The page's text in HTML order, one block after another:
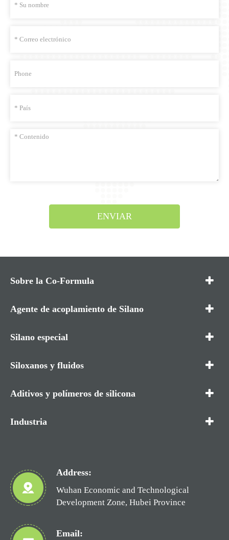
ENVIAR
Sobre la Co-Formula
Agente de acoplamiento de Silano
Silano especial
Siloxanos y fluidos
Aditivos y polímeros de silicona
Industria
Address:
Wuhan Economic and Technological
Development Zone, Hubei Province
Email: